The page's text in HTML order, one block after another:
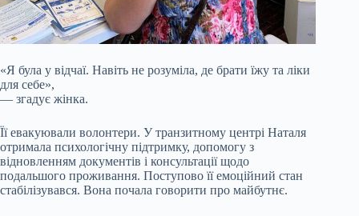
«Я була у відчаї. Навіть не розуміла, де брати їжу та ліки
для себе»,
— згадує жінка.
Її евакуювали волонтери. У транзитному центрі Наталя
отримала психологічну підтримку, допомогу з
відновленням документів і консультації щодо
подальшого проживання. Поступово її емоційний стан
стабілізувався. Вона почала говорити про майбутнє.